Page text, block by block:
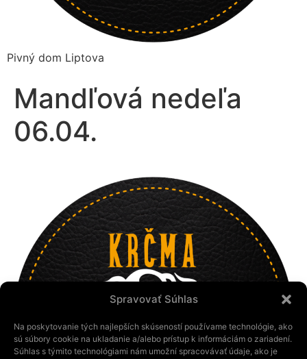
Spravovať Súhlas
Na poskytovanie tých najlepších skúseností používame technológie, ako
sú súbory cookie na ukladanie a/alebo prístup k informáciám o zariadení.
Súhlas s týmito technológiami nám umožní spracovávať údaje, ako je
Pivný dom Liptova
Mandľová nedeľa
06.04.